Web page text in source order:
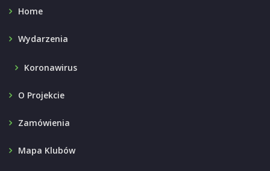
Home
Wydarzenia
Koronawirus
O Projekcie
Zamówienia
Mapa Klubów